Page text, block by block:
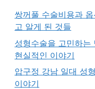
쌍꺼풀 수술비용과
고 알게 된 것들
성형수술을 고민하는
현실적인 이야기
압구정 강남 일대 성
이야기